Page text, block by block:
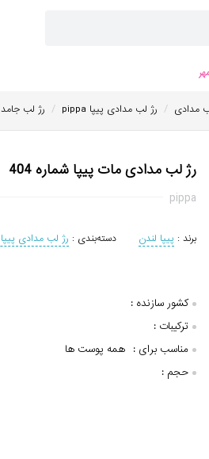
مدادی / رژ لب مدادی پیپا pippa / رژ لب جامد
رژ لب مدادی مات پیپا شماره 404
pippa
برند : پیپا لندن دسته‌بندی : رژ لب مدادی پیپا pippa
کشور سازنده :
ترکیبات :
مناسب برای : همه پوست ها
حجم :